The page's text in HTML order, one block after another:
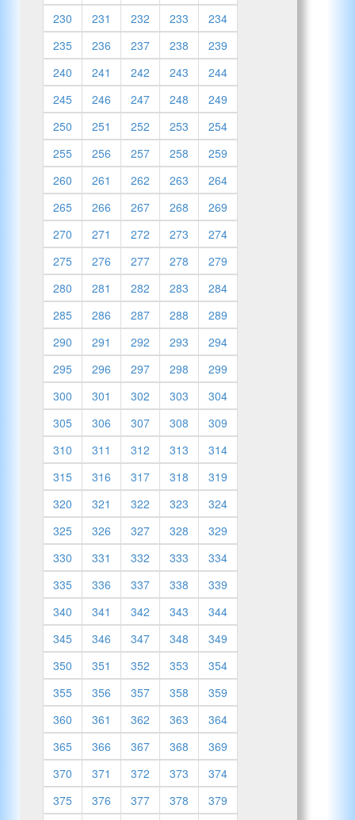
230
231 232 233
234
235
236 237 238
239
240
241 242 243
244
245
246 247 248
249
250
251 252 253
254
255
256 257 258
259
260
261 262 263
264
265
266 267 268
269
270
271 272 273
274
275
276 277 278
279
280
281 282 283
284
285
286 287 288
289
290
291 292 293
294
295
296 297 298
299
300
301 302 303
304
305
306 307 308
309
310
311 312 313
314
315
316 317 318
319
320
321 322 323
324
325
326 327 328
329
330
331 332 333
334
335
336 337 338
339
340
341 342 343
344
345
346 347 348
349
350
351 352 353
354
355
356 357 358
359
360
361 362 363
364
365
366 367 368
369
370
371 372 373
374
375
376 377 378
379